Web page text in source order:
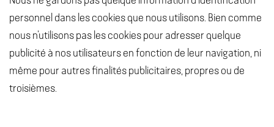
personnel dans les cookies que nous utilisons. Bien comme
nous n’utilisons pas les cookies pour adresser quelque
publicité à nos utilisateurs en fonction de leur navigation, ni
même pour autres finalités publicitaires, propres ou de
troisièmes.